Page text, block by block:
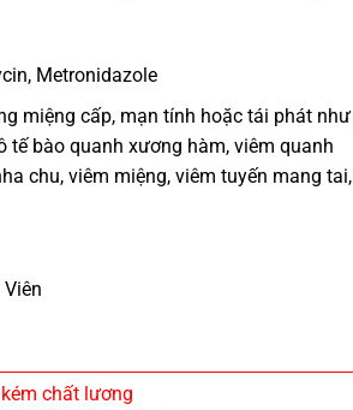
Metronidazole
miệng cấp, mạn tính hoặc tái phát như
tế bào quanh xương hàm, viêm quanh
chu, viêm miệng, viêm tuyến mang tai,
chất lương